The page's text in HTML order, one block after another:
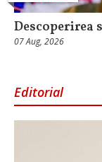
07 Aug, 2026
Editorial